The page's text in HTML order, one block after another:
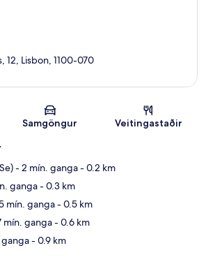
Kort
12, Lisbon, 1100-070
Samgöngur Veitingastaðir
- 2 mín. ganga- 0.2 km
ganga- 0.3 km
mín. ganga- 0.5 km
mín. ganga- 0.6 km
ganga- 0.9 km